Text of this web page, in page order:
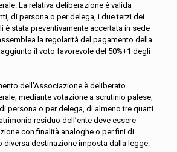
La relativa deliberazione è valida
di persona o per delega, i due terzi dei
è stata preventivamente accertata in sede
la regolarità del pagamento della
il voto favorevole del 50%+1 degli
dell’Associazione è deliberato
mediante votazione a scrutinio palese,
persona o per delega, di almeno tre quarti
residuo dell’ente deve essere
con finalità analoghe o per fini di
diversa destinazione imposta dalla legge.